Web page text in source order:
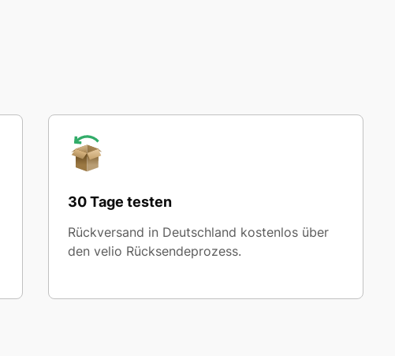
30 Tage testen
Rückversand in Deutschland kostenlos über
den velio Rücksendeprozess.